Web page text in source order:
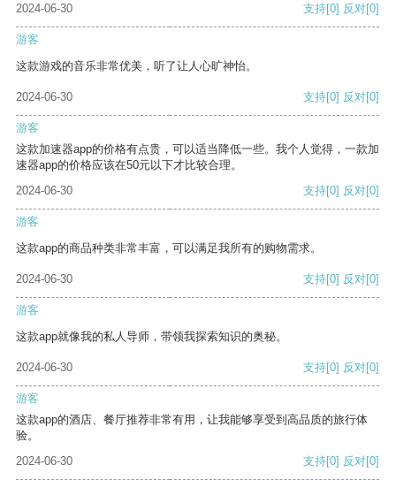
2024-06-30 支持[0] 反对[0]
游客
这款游戏的音乐非常优美，听了让人心旷神怡。
2024-06-30 支持[0] 反对[0]
游客
这款加速器app的价格有点贵，可以适当降低一些。我个人觉得，一款加
速器app的价格应该在50元以下才比较合理。
2024-06-30
支持[0] 反对[0]
游客
这款app的商品种类非常丰富，可以满足我所有的购物需求。
2024-06-30 支持[0] 反对[0]
游客
这款app就像我的私人导师，带领我探索知识的奥秘。
2024-06-30 支持[0] 反对[0]
游客
这款app的酒店、餐厅推荐非常有用，让我能够享受到高品质的旅行体
验。
2024-06-30
支持[0] 反对[0]